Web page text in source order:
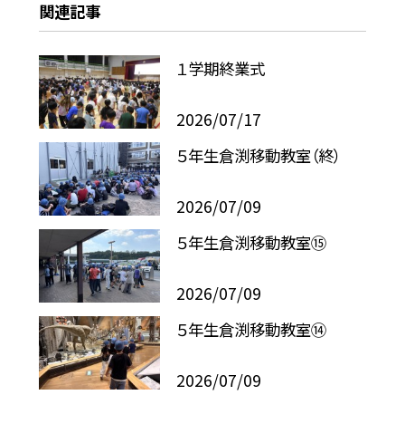
関連記事
１学期終業式
2026/07/17
５年生倉渕移動教室（終）
2026/07/09
５年生倉渕移動教室⑮
2026/07/09
５年生倉渕移動教室⑭
2026/07/09